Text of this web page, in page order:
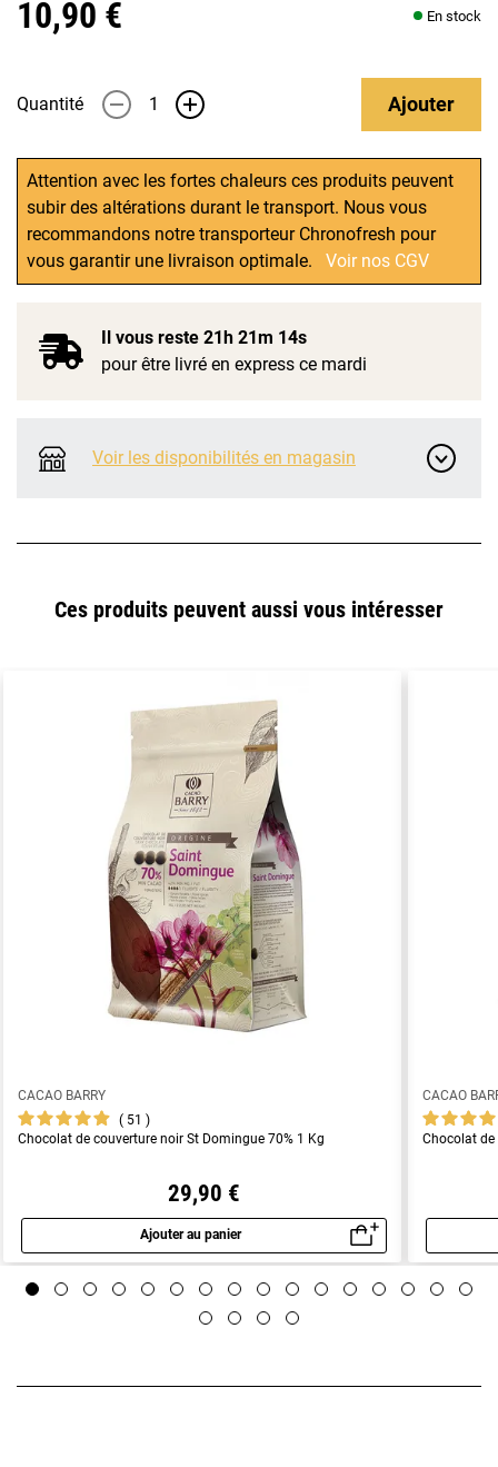
10,90 € En stock
Quantité - + Ajouter
Attention avec les fortes chaleurs ces produits peuvent
subir des altérations durant le transport. Nous vous
recommandons notre transporteur Chronofresh pour
vous garantir une livraison optimale.
Voir nos CGV
Il vous reste 21h 21m 13s
pour être livré en express ce mardi
Voir les disponibilités en magasin
Ces produits peuvent aussi vous intéresser
CACAO BARRY
51
Chocolat de couverture noir St Domingue 70% 1 Kg
29,90 €
Ajouter au panier
Aperçu rapide
CACAO
Chocolat de